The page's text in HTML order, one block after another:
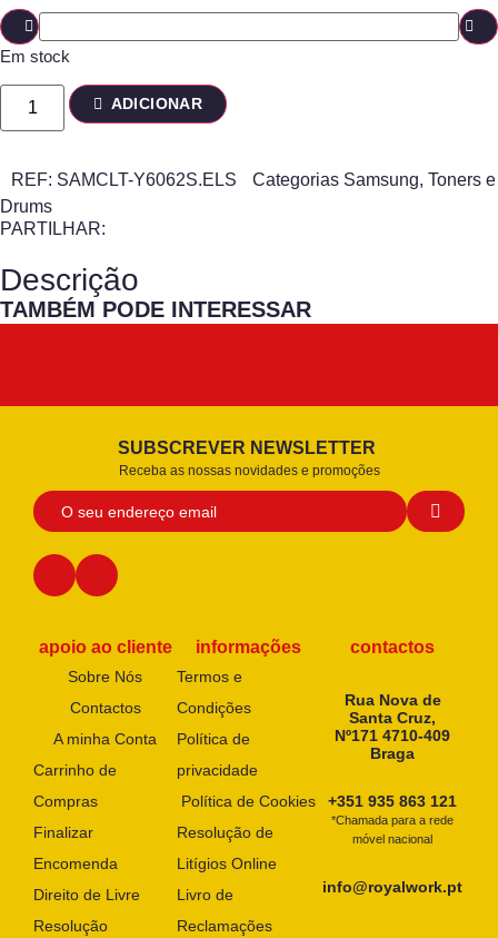
Em stock
ADICIONAR
REF: SAMCLT-Y6062S.ELS Categorias Samsung, Toners e
Drums
PARTILHAR:
Descrição
TAMBÉM PODE INTERESSAR
SUBSCREVER NEWSLETTER
Receba as nossas novidades e promoções
apoio ao cliente
Sobre Nós
Contactos
A minha Conta
Carrinho de
Compras
Finalizar
Encomenda
Direito de Livre
Resolução
informações
Termos e
Condições
Política de
privacidade
Política de Cookies
Resolução de
Litígios Online
Livro de
Reclamações
contactos
Rua Nova de
Santa Cruz,
Nº171 4710-409
Braga
+351 935 863 121
*Chamada para a rede
móvel nacional
info@royalwork.pt